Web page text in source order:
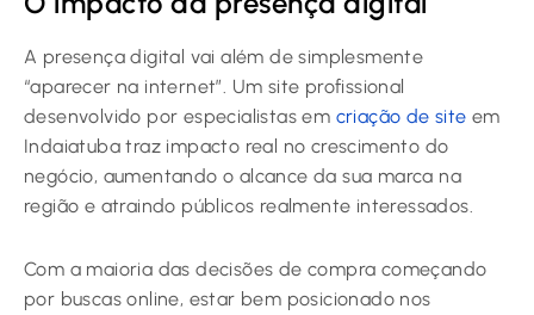
A presença digital vai além de simplesmente
“aparecer na internet”. Um site profissional
desenvolvido por especialistas em criação de site em
Indaiatuba traz impacto real no crescimento do
negócio, aumentando o alcance da sua marca na
região e atraindo públicos realmente interessados.
Com a maioria das decisões de compra começando
por buscas online, estar bem posicionado nos